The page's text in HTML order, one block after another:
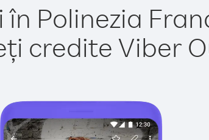
Polinezia
credite Viber